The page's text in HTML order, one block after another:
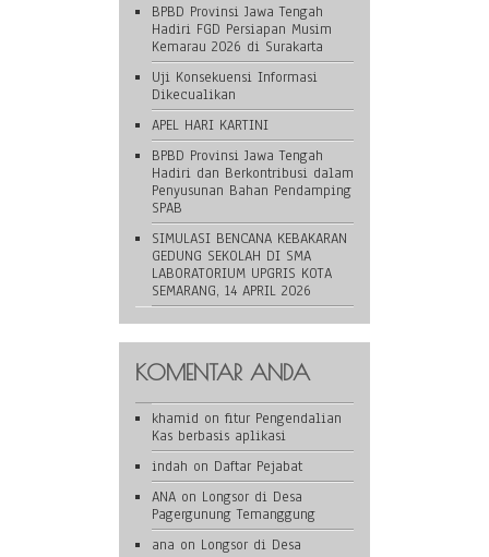
BPBD Provinsi Jawa Tengah
Hadiri FGD Persiapan Musim
Kemarau 2026 di Surakarta
Uji Konsekuensi Informasi
Dikecualikan
APEL HARI KARTINI
BPBD Provinsi Jawa Tengah
Hadiri dan Berkontribusi dalam
Penyusunan Bahan Pendamping
SPAB
SIMULASI BENCANA KEBAKARAN
GEDUNG SEKOLAH DI SMA
LABORATORIUM UPGRIS KOTA
SEMARANG, 14 APRIL 2026
KOMENTAR ANDA
khamid on fitur Pengendalian
Kas berbasis aplikasi
indah on Daftar Pejabat
ANA on Longsor di Desa
Pagergunung Temanggung
ana on Longsor di Desa